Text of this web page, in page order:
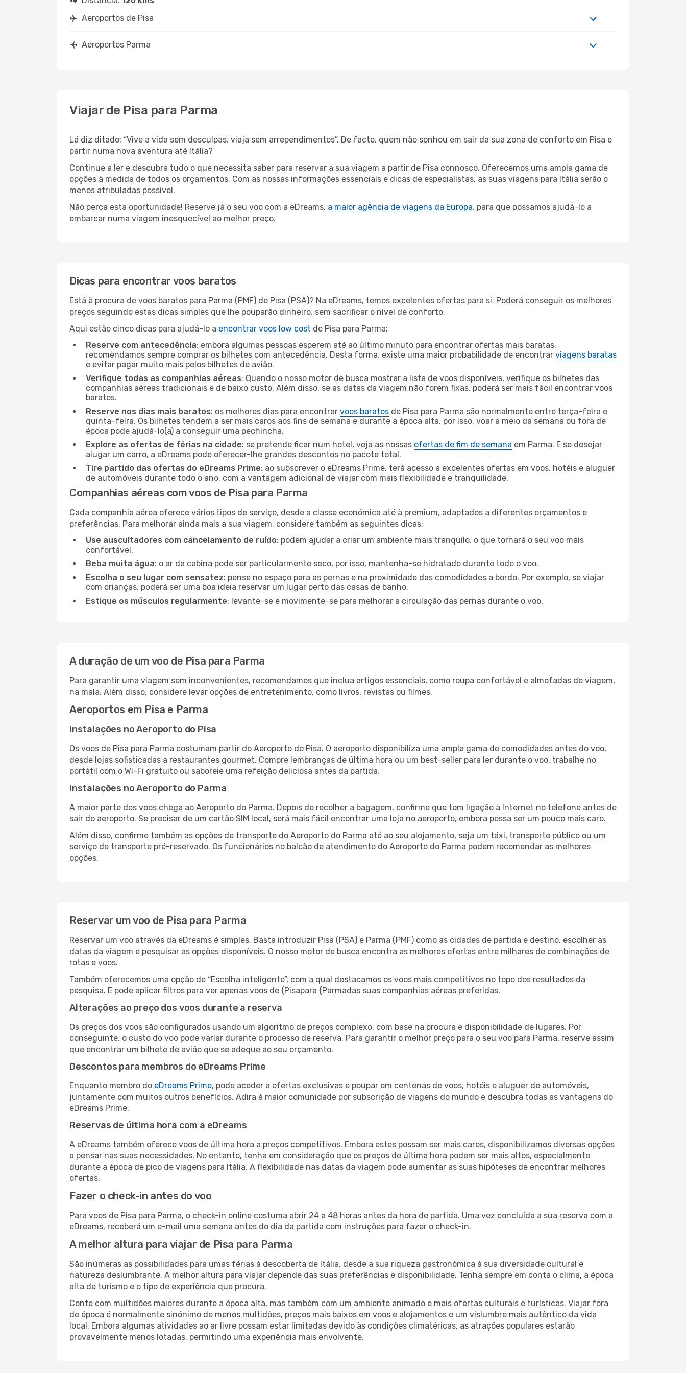
Aeroportos de Pisa
Aeroportos Parma
Viajar de Pisa para Parma
Lá diz ditado: “Vive a vida sem desculpas, viaja sem arrependimentos”. De facto, quem não sonhou em sair da sua zona de conforto em Pisa e
partir numa nova aventura até Itália?
Continue a ler e descubra tudo o que necessita saber para reservar a sua viagem a partir de Pisa connosco. Oferecemos uma ampla gama de
opções à medida de todos os orçamentos. Com as nossas informações essenciais e dicas de especialistas, as suas viagens para Itália serão o
menos atribuladas possível.
Não perca esta oportunidade! Reserve já o seu voo com a eDreams, a maior agência de viagens da Europa, para que possamos ajudá-lo a
embarcar numa viagem inesquecível ao melhor preço.
Dicas para encontrar voos baratos
Está à procura de voos baratos para Parma (PMF) de Pisa (PSA)? Na eDreams, temos excelentes ofertas para si. Poderá conseguir os melhores
preços seguindo estas dicas simples que lhe pouparão dinheiro, sem sacrificar o nível de conforto.
Aqui estão cinco dicas para ajudá-lo a encontrar voos low cost de Pisa para Parma:
Reserve com antecedência: embora algumas pessoas esperem até ao último minuto para encontrar ofertas mais baratas,
recomendamos sempre comprar os bilhetes com antecedência. Desta forma, existe uma maior probabilidade de encontrar viagens baratas
e evitar pagar muito mais pelos bilhetes de avião.
Verifique todas as companhias aéreas: Quando o nosso motor de busca mostrar a lista de voos disponíveis, verifique os bilhetes das
companhias aéreas tradicionais e de baixo custo. Além disso, se as datas da viagem não forem fixas, poderá ser mais fácil encontrar voos
baratos.
Reserve nos dias mais baratos: os melhores dias para encontrar voos baratos de Pisa para Parma são normalmente entre terça-feira e
quinta-feira. Os bilhetes tendem a ser mais caros aos fins de semana e durante a época alta, por isso, voar a meio da semana ou fora de
época pode ajudá-lo(a) a conseguir uma pechincha.
Explore as ofertas de férias na cidade: se pretende ficar num hotel, veja as nossas ofertas de fim de semana em Parma. E se desejar
alugar um carro, a eDreams pode oferecer-lhe grandes descontos no pacote total.
Tire partido das ofertas do eDreams Prime: ao subscrever o eDreams Prime, terá acesso a excelentes ofertas em voos, hotéis e aluguer
de automóveis durante todo o ano, com a vantagem adicional de viajar com mais flexibilidade e tranquilidade.
Companhias aéreas com voos de Pisa para Parma
Cada companhia aérea oferece vários tipos de serviço, desde a classe económica até à premium, adaptados a diferentes orçamentos e
preferências. Para melhorar ainda mais a sua viagem, considere também as seguintes dicas:
Use auscultadores com cancelamento de ruído: podem ajudar a criar um ambiente mais tranquilo, o que tornará o seu voo mais
confortável.
Beba muita água: o ar da cabina pode ser particularmente seco, por isso, mantenha-se hidratado durante todo o voo.
Escolha o seu lugar com sensatez: pense no espaço para as pernas e na proximidade das comodidades a bordo. Por exemplo, se viajar
com crianças, poderá ser uma boa ideia reservar um lugar perto das casas de banho.
Estique os músculos regularmente: levante-se e movimente-se para melhorar a circulação das pernas durante o voo.
A duração de um voo de Pisa para Parma
Para garantir uma viagem sem inconvenientes, recomendamos que inclua artigos essenciais, como roupa confortável e almofadas de viagem,
na mala. Além disso, considere levar opções de entretenimento, como livros, revistas ou filmes.
Aeroportos em Pisa e Parma
Instalações no Aeroporto do Pisa
Os voos de Pisa para Parma costumam partir do Aeroporto do Pisa. O aeroporto disponibiliza uma ampla gama de comodidades antes do voo,
desde lojas sofisticadas a restaurantes gourmet. Compre lembranças de última hora ou um best-seller para ler durante o voo, trabalhe no
portátil com o Wi-Fi gratuito ou saboreie uma refeição deliciosa antes da partida.
Instalações no Aeroporto do Parma
A maior parte dos voos chega ao Aeroporto do Parma. Depois de recolher a bagagem, confirme que tem ligação à Internet no telefone antes de
sair do aeroporto. Se precisar de um cartão SIM local, será mais fácil encontrar uma loja no aeroporto, embora possa ser um pouco mais caro.
Além disso, confirme também as opções de transporte do Aeroporto do Parma até ao seu alojamento, seja um táxi, transporte público ou um
serviço de transporte pré-reservado. Os funcionários no balcão de atendimento do Aeroporto do Parma podem recomendar as melhores
opções.
Reservar um voo de Pisa para Parma
Reservar um voo através da eDreams é simples. Basta introduzir Pisa (PSA) e Parma (PMF) como as cidades de partida e destino, escolher as
datas da viagem e pesquisar as opções disponíveis. O nosso motor de busca encontra as melhores ofertas entre milhares de combinações de
rotas e voos.
Também oferecemos uma opção de “Escolha inteligente”, com a qual destacamos os voos mais competitivos no topo dos resultados da
pesquisa. E pode aplicar filtros para ver apenas voos de {Pisapara {Parmadas suas companhias aéreas preferidas.
Alterações ao preço dos voos durante a reserva
Os preços dos voos são configurados usando um algoritmo de preços complexo, com base na procura e disponibilidade de lugares. Por
conseguinte, o custo do voo pode variar durante o processo de reserva. Para garantir o melhor preço para o seu voo para Parma, reserve assim
que encontrar um bilhete de avião que se adeque ao seu orçamento.
Descontos para membros do eDreams Prime
Enquanto membro do eDreams Prime, pode aceder a ofertas exclusivas e poupar em centenas de voos, hotéis e aluguer de automóveis,
juntamente com muitos outros benefícios. Adira à maior comunidade por subscrição de viagens do mundo e descubra todas as vantagens do
eDreams Prime.
Reservas de última hora com a eDreams
A eDreams também oferece voos de última hora a preços competitivos. Embora estes possam ser mais caros, disponibilizamos diversas opções
a pensar nas suas necessidades. No entanto, tenha em consideração que os preços de última hora podem ser mais altos, especialmente
durante a época de pico de viagens para Itália. A flexibilidade nas datas da viagem pode aumentar as suas hipóteses de encontrar melhores
ofertas.
Fazer o check-in antes do voo
Para voos de Pisa para Parma, o check-in online costuma abrir 24 a 48 horas antes da hora de partida. Uma vez concluída a sua reserva com a
eDreams, receberá um e-mail uma semana antes do dia da partida com instruções para fazer o check-in.
A melhor altura para viajar de Pisa para Parma
São inúmeras as possibilidades para umas férias à descoberta de Itália, desde a sua riqueza gastronómica à sua diversidade cultural e
natureza deslumbrante. A melhor altura para viajar depende das suas preferências e disponibilidade. Tenha sempre em conta o clima, a época
alta de turismo e o tipo de experiência que procura.
Conte com multidões maiores durante a época alta, mas também com um ambiente animado e mais ofertas culturais e turísticas. Viajar fora
de época é normalmente sinónimo de menos multidões, preços mais baixos em voos e alojamentos e um vislumbre mais autêntico da vida
local. Embora algumas atividades ao ar livre possam estar limitadas devido às condições climatéricas, as atrações populares estarão
provavelmente menos lotadas, permitindo uma experiência mais envolvente.